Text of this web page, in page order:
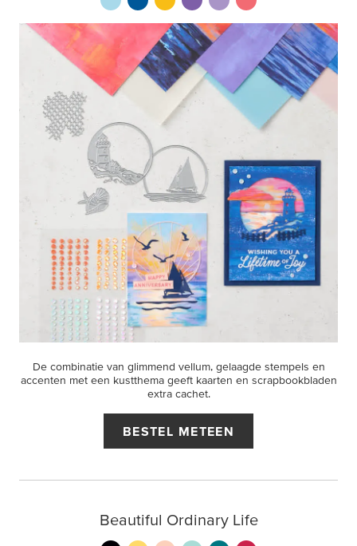
De combinatie van glimmend vellum, gelaagde stempels en
accenten met een kustthema geeft kaarten en scrapbookbladen
extra cachet.
BESTEL METEEN
Beautiful Ordinary Life